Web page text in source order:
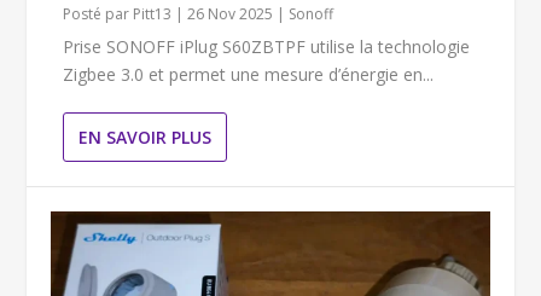
Posté par Pitt13 |26 Nov 2025 | Sonoff
Prise SONOFF iPlug S60ZBTPF utilise la technologie
Zigbee 3.0 et permet une mesure d’énergie en...
EN SAVOIR PLUS